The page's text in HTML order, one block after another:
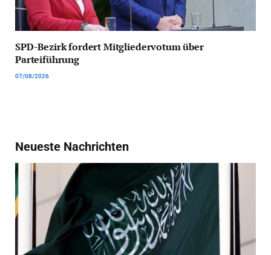
SPD-Bezirk fordert Mitgliedervotum über
Parteiführung
07/08/2026
Neueste Nachrichten